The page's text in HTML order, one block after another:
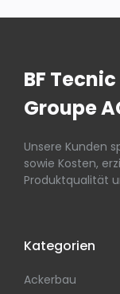
BF Tecnic
Groupe
Unsere Kunden
sowie Kosten,
Produktqualität
Kategorien
Ackerbau